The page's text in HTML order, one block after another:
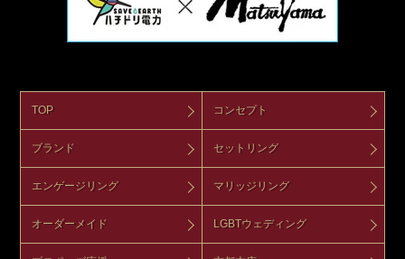
TOP コンセプト
ブランド セットリング
エンゲージリング マリッジリング
オーダーメイド LGBTウェディング